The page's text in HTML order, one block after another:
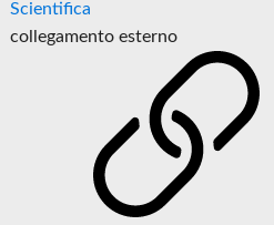
Scientifica
collegamento esterno